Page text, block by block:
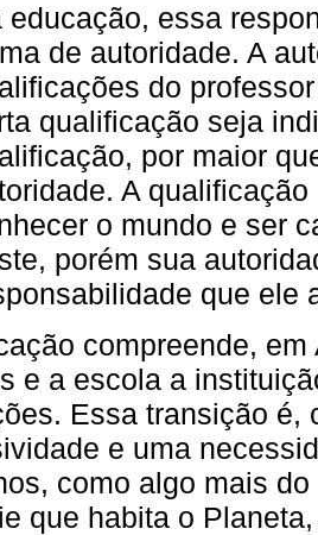
educação, essa
de autoridade. A
do
qualificação seja
por maior
A
o mundo e ser
porém sua
que ele
compreende,
e a escola a
Essa transição é,
e uma
como algo mais
que habita o